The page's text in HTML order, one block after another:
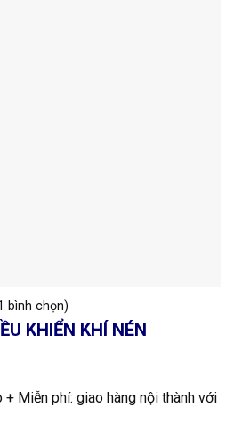
bình chọn)
KHIỂN KHÍ NÉN
+ Miễn phí: giao hàng nội thành với